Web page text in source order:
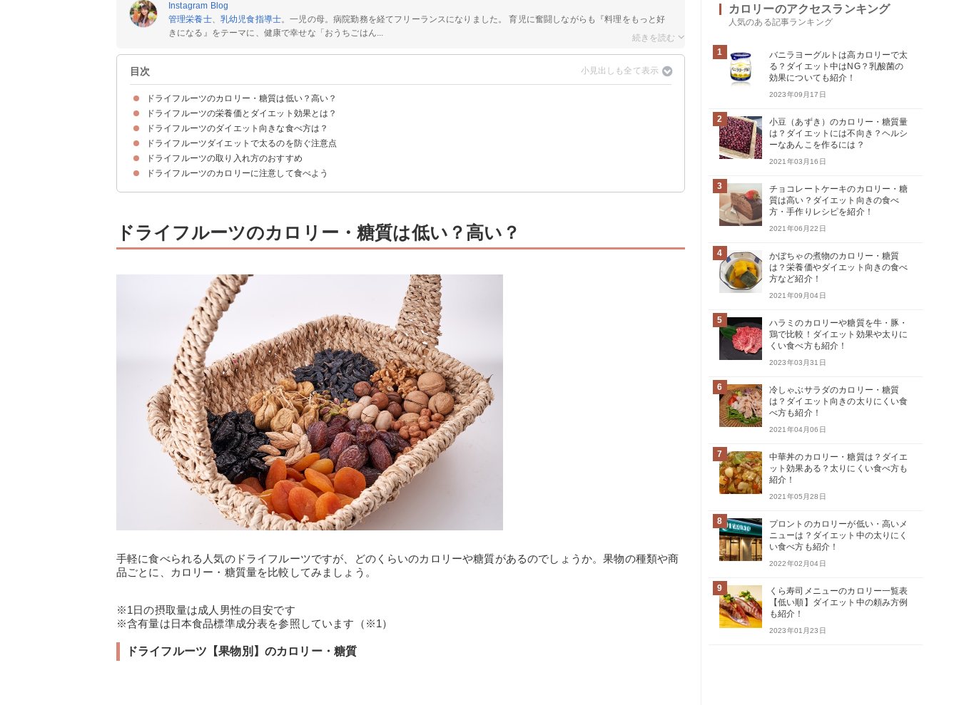
Instagram Blog
管理栄養士、 乳幼児食指導士。一児の母。病院勤務を経てフリーランスになりました。 育児に奮闘しながらも『料理をもっと好
きになる』をテーマに、健康で幸せな「おうちごはん...
目次
ドライフルーツのカロリー・糖質は低い？高い？
ドライフルーツ【果物別】のカロリー・糖質
ドライフルーツ【店・商品別】のカロリー・糖質
ドライフルーツの栄養価とダイエット効果とは？
①食物繊維｜便秘解消・腹持ちをよくする
②果糖（スクロース）｜血糖値が上がりにくい
③カリウム｜体のむくみを改善する
ドライフルーツのダイエット向きな食べ方は？
①チョコ・砂糖付きより無添加のドライフルーツを選ぶ
②カロリー・糖質が低い果物のドライフルーツを選ぶ
③一度に多くのカロリーを摂取しないよう小分けに食べる
ドライフルーツダイエットで太るのを防ぐ注意点
①食べ過ぎない
②夜に食べない
ドライフルーツの取り入れ方のおすすめ
①ドライフルーツパウンドケーキ
②フルーツティー
③ドライフルーツのスムージー
④ドライフルーツとクリームチーズのおつまみ
ドライフルーツのカロリーに注意して食べよう
ドライフルーツのカロリー・糖質は低い？高い？
手軽に食べられる人気のドライフルーツですが、どのくらいのカロリーや糖質があるのでしょうか。果物の種類や商
品ごとに、カロリー・糖質量を比較してみましょう。
※1日の摂取量は成人男性の目安です
※含有量は日本食品標準成分表を参照しています（※1）
ドライフルーツ【果物別】のカロリー・糖質
カロリーのアクセスランキング
人気のある記事ランキング
1
バニラヨーグルトは高カロリーで太
る？ダイエット中はNG？乳酸菌の
効果についても紹介！
2023年09月17日
2
小豆（あずき）のカロリー・糖質量
は？ダイエットには不向き？ヘルシ
ーなあんこを作るには？
2021年03月16日
3
チョコレートケーキのカロリー・糖
質は高い？ダイエット向きの食べ
方・手作りレシピを紹介！
2021年06月22日
4
かぼちゃの煮物のカロリー・糖質
は？栄養価やダイエット向きの食べ
方など紹介！
2021年09月04日
5
ハラミのカロリーや糖質を牛・豚・
鶏で比較！ダイエット効果や太りに
くい食べ方も紹介！
2023年03月31日
6
冷しゃぶサラダのカロリー・糖質
は？ダイエット向きの太りにくい食
べ方も紹介！
2021年04月06日
7
中華丼のカロリー・糖質は？ダイエ
ット効果ある？太りにくい食べ方も
紹介！
2021年05月28日
8
プロントのカロリーが低い・高いメ
ニューは？ダイエット中の太りにく
い食べ方も紹介！
2022年02月04日
9
くら寿司メニューのカロリー一覧表
【低い順】ダイエット中の頼み方例
も紹介！
2023年01月23日